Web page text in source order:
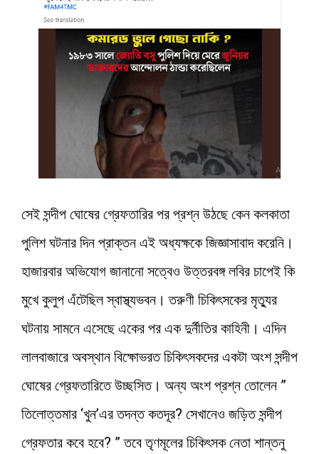
সেই সন্দীপ ঘোষের গ্রেফতারির পর প্রশ্ন উঠছে কেন কলকাতা
পুলিশ ঘটনার দিন প্রাক্তন এই অধ্যক্ষকে জিজ্ঞাসাবাদ করেনি।
হাজারবার অভিযোগ জানানো সত্বেও উত্তরবঙ্গ লবির চাপেই কি
মুখে কুলুপ এঁটেছিল স্বাস্থ্যভবন। তরুণী চিকিৎসকের মৃত্যুর
ঘটনায় সামনে এসেছে একের পর এক দুর্নীতির কাহিনী। এদিন
লালবাজারে অবস্থান বিক্ষোভরত চিকিৎসকদের একটা অংশ সন্দীপ
ঘোষের গ্রেফতারিতে উচ্ছসিত। অন্য অংশ প্রশ্ন তোলেন ”
তিলোত্তমার ‘খুন’এর তদন্ত কতদূর? সেখানেও জড়িত সন্দীপ
গ্রেফতার কবে হবে? ” তবে তৃণমূলের চিকিৎসক নেতা শান্তনু